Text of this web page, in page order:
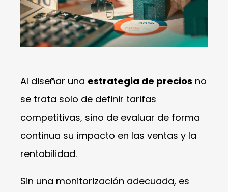
Al diseñar una estrategia de precios no
se trata solo de definir tarifas
competitivas, sino de evaluar de forma
continua su impacto en las ventas y la
rentabilidad.
Sin una monitorización adecuada, es